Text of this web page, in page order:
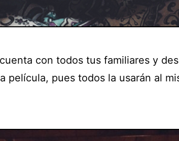
con todos tus familiares y
película, pues todos la usarán al